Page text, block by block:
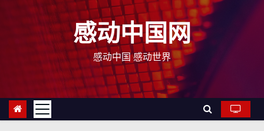
感动中国网
感动中国 感动世界